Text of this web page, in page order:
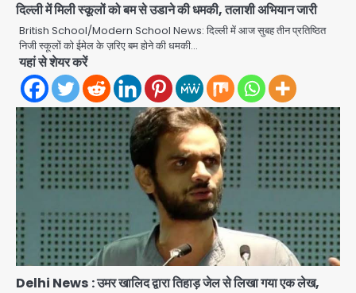
दिल्ली में मिली स्कूलों को बम से उडाने की धमकी, तलाशी अभियान जारी
British School/Modern School News: दिल्ली में आज सुबह तीन प्रतिष्ठित
निजी स्कूलों को ईमेल के ज़रिए बम होने की धमकी…
यहां से शेयर करें
Delhi News : उमर खालिद द्वारा तिहाड़ जेल से लिखा गया एक लेख,